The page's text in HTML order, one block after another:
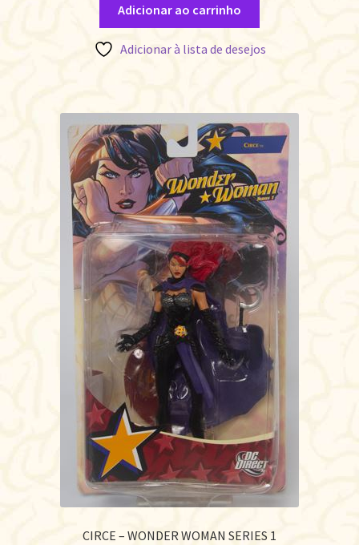
Adicionar ao carrinho
Adicionar à lista de desejos
CIRCE – WONDER WOMAN SERIES 1